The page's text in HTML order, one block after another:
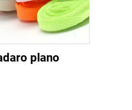
plano